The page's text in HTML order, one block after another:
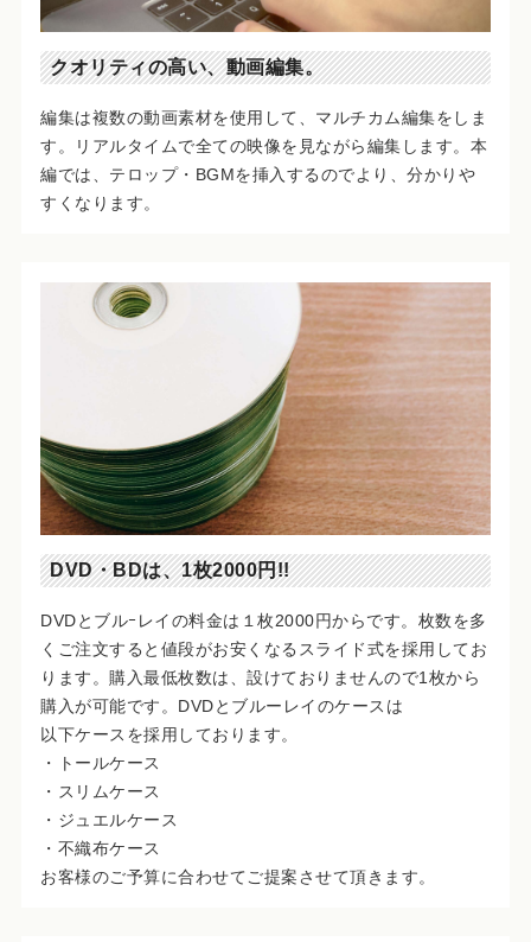
クオリティの高い、動画編集。
編集は複数の動画素材を使用して、マルチカム編集をしま
す。リアルタイムで全ての映像を見ながら編集します。本
編では、テロップ・BGMを挿入するのでより、分かりや
すくなります。
DVD・BDは、1枚2000円!!
DVDとブルｰレイの料金は１枚2000円からです。枚数を多
くご注文すると値段がお安くなるスライド式を採用してお
ります。購入最低枚数は、設けておりませんので1枚から
購入が可能です。DVDとブルーレイのケースは
以下ケースを採用しております。
・トールケース
・スリムケース
・ジュエルケース
・不織布ケース
お客様のご予算に合わせてご提案させて頂きます。